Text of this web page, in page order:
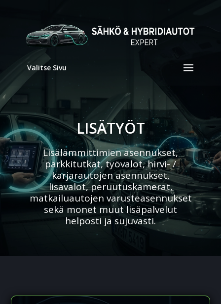
Valitse Sivu
LISÄTYÖT
Lisälämmittimien asennukset,
parkkitutkat, työvalot, hirvi- /
karjarautojen asennukset,
lisävalot, peruutuskamerat,
matkailuautojen varusteasennukset
sekä monet muut lisäpalvelut
helposti ja sujuvasti.